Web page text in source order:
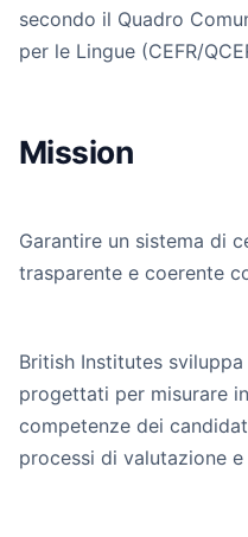
secondo il Quadro
per le Lingue (CEFR/
Mission
Garantire un sistema di
trasparente e coerente
British Institutes
progettati per misurare
competenze dei
processi di valutazione